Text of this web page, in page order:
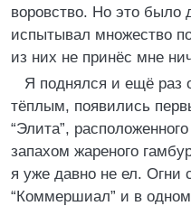
воровство. Но это было
испытывал множество
из них не принёс мне
Я поднялся и ещё раз
тёплым, появились
“Элита”,
запахом жареного
я уже давно не ел. Огни
“Коммершиал” и в